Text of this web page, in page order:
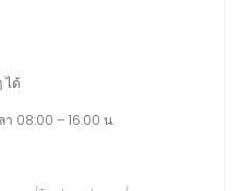
ได้
08:00 – 16:00 น.